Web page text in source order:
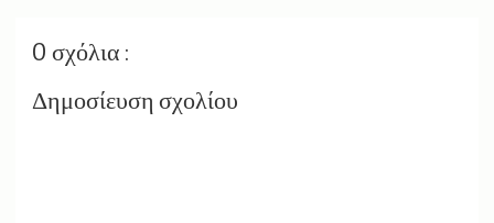
0 σχόλια :
Δημοσίευση σχολίου